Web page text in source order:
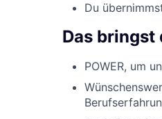
Du
Das bringst
POWER, um